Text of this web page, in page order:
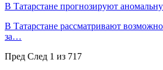
В Татарстане прогнозируют
В Татарстане рассматривают
за…
Пред След 1 из 717